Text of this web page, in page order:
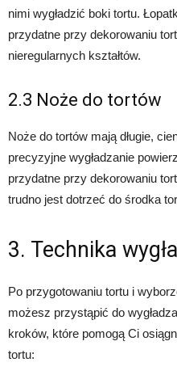
nimi wygładzić boki tortu.
przydatne przy dekorowaniu
nieregularnych kształtów.
2.3 Noże do tortów
Noże do tortów mają długie,
precyzyjne wygładzanie
przydatne przy dekorowaniu
trudno jest dotrzeć do środka
3. Technika
Po przygotowaniu tortu i
możesz przystąpić do
kroków, które pomogą Ci
tortu: